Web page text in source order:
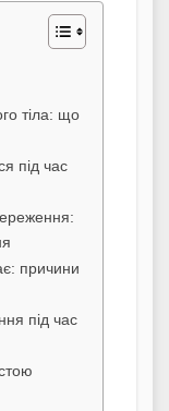
тіла: що
під час
причини
під час